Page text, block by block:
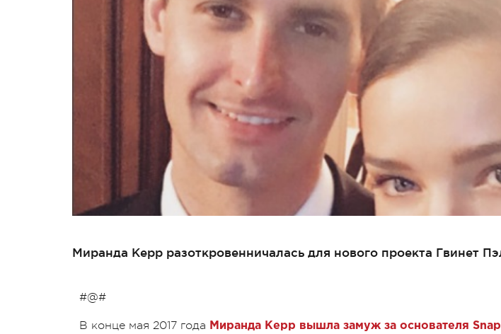
Миранда Керр разоткровенничалась для нового проекта Гвинет
#@#
В конце мая 2017 года Миранда Керр вышла замуж за основателя